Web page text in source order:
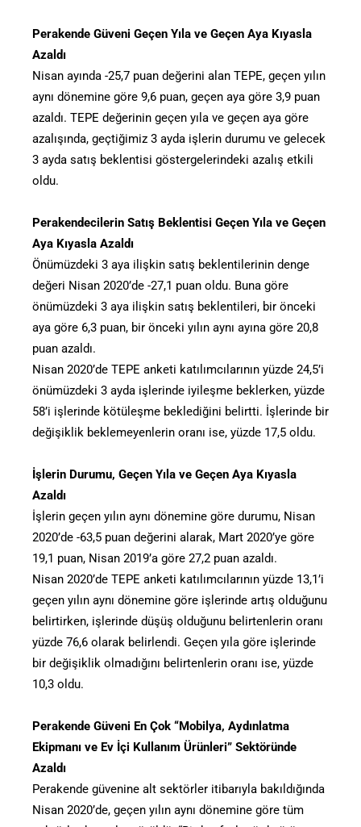
Perakende Güveni Geçen Yıla ve Geçen Aya Kıyasla
Azaldı
Nisan ayında -25,7 puan değerini alan TEPE, geçen yılın
aynı dönemine göre 9,6 puan, geçen aya göre 3,9 puan
azaldı. TEPE değerinin geçen yıla ve geçen aya göre
azalışında, geçtiğimiz 3 ayda işlerin durumu ve gelecek
3 ayda satış beklentisi göstergelerindeki azalış etkili
oldu.
Perakendecilerin Satış Beklentisi Geçen Yıla ve Geçen
Aya Kıyasla Azaldı
Önümüzdeki 3 aya ilişkin satış beklentilerinin denge
değeri Nisan 2020’de -27,1 puan oldu. Buna göre
önümüzdeki 3 aya ilişkin satış beklentileri, bir önceki
aya göre 6,3 puan, bir önceki yılın aynı ayına göre 20,8
puan azaldı.
Nisan 2020’de TEPE anketi katılımcılarının yüzde 24,5’i
önümüzdeki 3 ayda işlerinde iyileşme beklerken, yüzde
58’i işlerinde kötüleşme beklediğini belirtti. İşlerinde bir
değişiklik beklemeyenlerin oranı ise, yüzde 17,5 oldu.
İşlerin Durumu, Geçen Yıla ve Geçen Aya Kıyasla
Azaldı
İşlerin geçen yılın aynı dönemine göre durumu, Nisan
2020’de -63,5 puan değerini alarak, Mart 2020’ye göre
19,1 puan, Nisan 2019’a göre 27,2 puan azaldı.
Nisan 2020’de TEPE anketi katılımcılarının yüzde 13,1’i
geçen yılın aynı dönemine göre işlerinde artış olduğunu
belirtirken, işlerinde düşüş olduğunu belirtenlerin oranı
yüzde 76,6 olarak belirlendi. Geçen yıla göre işlerinde
bir değişiklik olmadığını belirtenlerin oranı ise, yüzde
10,3 oldu.
Perakende Güveni En Çok “Mobilya, Aydınlatma
Ekipmanı ve Ev İçi Kullanım Ürünleri” Sektöründe
Azaldı
Perakende güvenine alt sektörler itibarıyla bakıldığında
Nisan 2020’de, geçen yılın aynı dönemine göre tüm